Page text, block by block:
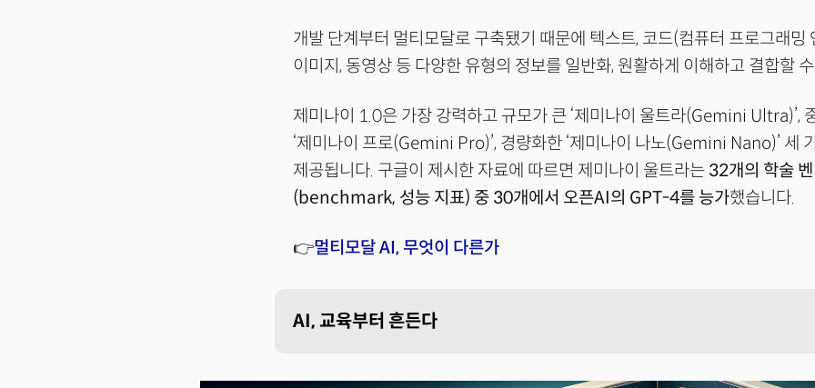
개발 단계부터 멀티모달로 구축됐기 때문에 텍스트, 코드(컴퓨터 프로그래밍
이미지, 동영상 등 다양한 유형의 정보를 일반화, 원활하게 이해하고 결합할
제미나이 1.0은 가장 강력하고 규모가 큰 ‘제미나이 울트라(Gemini Ultra)’,
‘제미나이 프로(Gemini Pro)’, 경량화한 ‘제미나이 나노(Gemini Nano)’ 세
제공됩니다. 구글이 제시한 자료에 따르면 제미나이 울트라는 32개의 학술
(benchmark, 성능 지표) 중 30개에서 오픈AI의 GPT-4를 능가했습니다.
👉멀티모달 AI, 무엇이 다른가
AI, 교육부터 흔든다